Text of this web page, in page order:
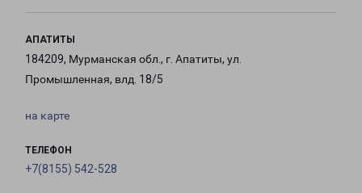
АПАТИТЫ
184209, Мурманская обл., г. Апатиты, ул.
Промышленная, влд. 18/5
на карте
ТЕЛЕФОН
+7(8155) 542-528